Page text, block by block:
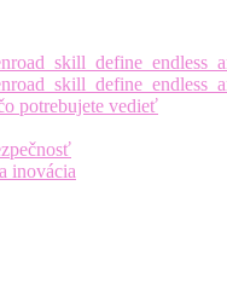
potrebujete vedieť
inovácia